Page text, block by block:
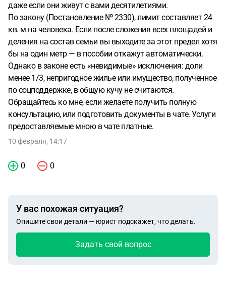
даже если они живут с вами десятилетиями.
По закону (Постановление № 2330), лимит составляет 24
кв. м на человека. Если после сложения всех площадей и
деления на состав семьи вы выходите за этот предел хотя
бы на один метр — в пособии откажут автоматически.
Однако в законе есть «невидимые» исключения: доли
менее 1/3, непригодное жилье или имущество, полученное
по соцподдержке, в общую кучу не считаются.
Обращайтесь ко мне, если желаете получить полную
консультацию, или подготовить документы в чате. Услуги
предоставляемые мною в чате платные.
10 февраля, 14:17
0 0
У вас похожая ситуация?
Опишите свои детали — юрист подскажет, что делать.
Задать свой вопрос